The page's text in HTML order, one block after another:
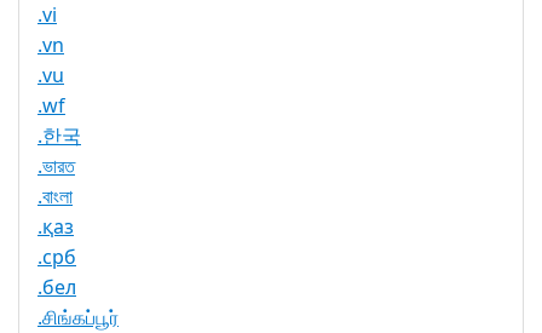
.vi
.vn
.vu
.wf
.한국
.ভারত
.বাংলা
.қаз
.срб
.бел
.சிங்கப்பூர்